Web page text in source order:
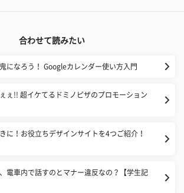
合わせて読みたい
になろう！ Googleカレンダー使い方入門
ぇ!! 超イケてるドミノピザのプロモーション
に！お役立ちデザインサイトを4つご紹介！
電車内で話すのとマナー違反なの？【学生記